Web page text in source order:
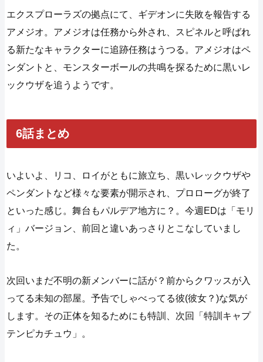
エクスプローラズの拠点にて、ギデオンに失敗を報告する
アメジオ。アメジオは任務から外され、スピネルと呼ばれ
る新たなキャラクターに追跡任務はうつる。アメジオはペ
ンダントと、モンスターボールの共鳴を探るために黒いレ
ックウザを追うようです。
6話まとめ
いよいよ、リコ、ロイがともに旅立ち、黒いレックウザや
ペンダントなど様々な要素が開示され、プロローグが終了
といった感じ。舞台もパルデア地方に？。今週EDは「モリ
ィ」バージョン、前回と違いあっさりとこなしていまし
た。
次回いまだ不明の新メンバーに話が？前からクワッスが入
ってる未知の部屋。予告でしゃべってる彼(彼女？)な気が
します。その正体を知るためにも特訓、次回「特訓キャプ
テンピカチュウ」。